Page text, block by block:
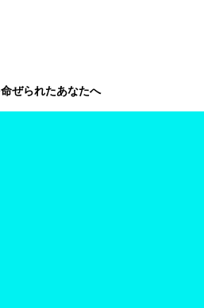
ぜられたあなたへ